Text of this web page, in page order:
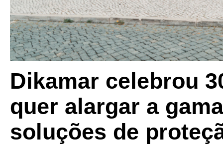
Dikamar celebrou
quer alargar a
soluções de